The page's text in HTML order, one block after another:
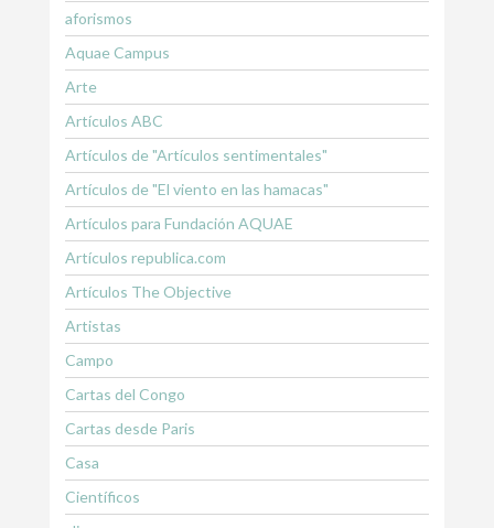
aforismos
Aquae Campus
Arte
Artículos ABC
Artículos de "Artículos sentimentales"
Artículos de "El viento en las hamacas"
Artículos para Fundación AQUAE
Artículos republica.com
Artículos The Objective
Artistas
Campo
Cartas del Congo
Cartas desde Paris
Casa
Científicos